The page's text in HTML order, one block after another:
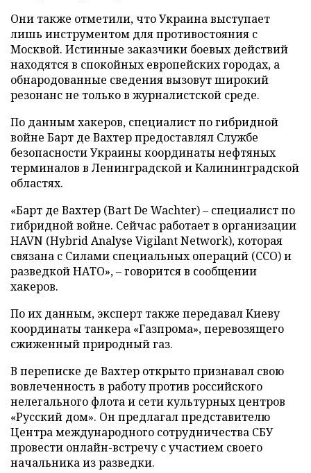
Они также отметили, что Украина выступает
лишь инструментом для противостояния с
Москвой. Истинные заказчики боевых действий
находятся в спокойных европейских городах, а
обнародованные сведения вызовут широкий
резонанс не только в журналистской среде.
По данным хакеров, специалист по гибридной
войне Барт де Вахтер предоставлял Службе
безопасности Украины координаты нефтяных
терминалов в Ленинградской и Калининградской
областях.
«Барт де Вахтер (Bart De Wachter) – специалист по
гибридной войне. Сейчас работает в организации
HAVN (Hybrid Analyse Vigilant Network), которая
связана с Силами специальных операций (ССО) и
разведкой НАТО», – говорится в сообщении
хакеров.
По их данным, эксперт также передавал Киеву
координаты танкера «Газпрома», перевозящего
сжиженный природный газ.
В переписке де Вахтер открыто признавал свою
вовлеченность в работу против российского
нелегального флота и сети культурных центров
«Русский дом». Он предлагал представителю
Центра международного сотрудничества СБУ
провести онлайн-встречу с участием своего
начальника из разведки.